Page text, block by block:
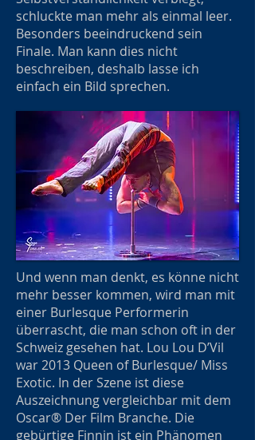
schluckte man mehr als einmal leer.
Besonders beeindruckend sein
Finale. Man kann dies nicht
beschreiben, deshalb lasse ich
einfach ein Bild sprechen.
Und wenn man denkt, es könne nicht
mehr besser kommen, wird man mit
einer Burlesque Performerin
überrascht, die man schon oft in der
Schweiz gesehen hat. Lou Lou D’Vil
war 2013 Queen of Burlesque/ Miss
Exotic. In der Szene ist diese
Auszeichnung vergleichbar mit dem
Oscar® Der Film Branche. Die
gebürtige Finnin ist ein Phänomen